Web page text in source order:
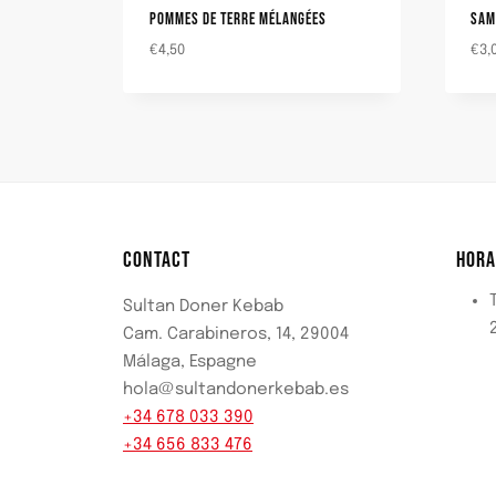
POMMES DE TERRE MÉLANGÉES
€4,50 €
CONTACT
Sultan Doner Kebab
Cam. Carabineros, 14, 29004
Málaga, Espagne
hola@sultandonerkebab.es
+34 678 033 390
+34 656 833 476